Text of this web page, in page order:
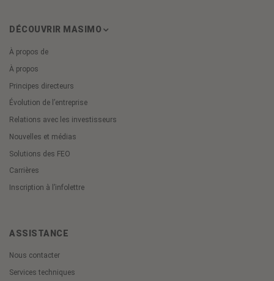
DÉCOUVRIR MASIMO
À propos de
À propos
Principes directeurs
Évolution de l’entreprise
Relations avec les investisseurs
Nouvelles et médias
Solutions des FEO
Carrières
Inscription à l’infolettre
ASSISTANCE
Nous contacter
Services techniques